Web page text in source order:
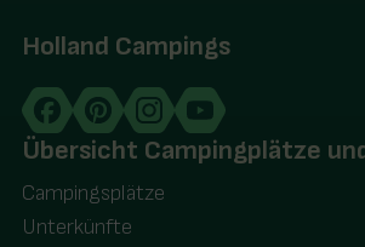
Holland Campings
Übersicht Campingplätze
Campingsplätze
Unterkünfte